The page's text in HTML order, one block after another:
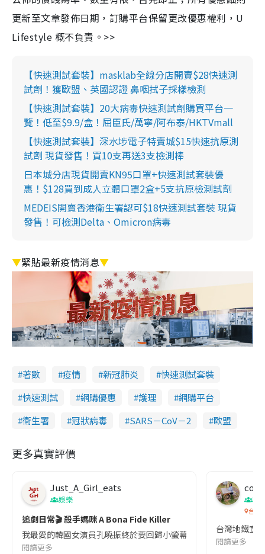
更新至文章發佈日期，訂購平台保留更改優惠權利，U
Lifestyle 概不負責。>>
【快速測試套裝】masklab全線分店開賣$28快速測
試劑！獲歐盟、英國認證 鼻咽拭子採樣檢測
【快速測試套裝】20大病毒快速測試劑購買平台一
覽！低至$9.9/盒！屈臣氏/萬寧/阿布泰/HKTVmall
【快速測試套裝】深水埗電子特賣城$15快速抗原測
試劑 現貨發售！買10支再送3支檢測棒
日本城分店現貨開賣KN95口罩+快速測試套裝優
惠！$128買到成人立體口罩2盒+5支抗原檢測試劑
MEDEIS開賣香港衛生署認可$18快速測試套裝 現貨
發售！可檢測Delta、Omicron病毒
▼緊貼最新疫情消息▼
著數 疫情 新冠肺炎
快速測試套裝
快速測試
網購優惠 護理
網購平台
衞生署
冠狀病毒 SARS－CoV－2 歐盟
更多真實評價
Just_A_Girl_eats
娛樂
追劇日常🎬 殺手媽咪 A Bona Fide Killer
我最愛的韓國女演員孔曉振終於要回歸小螢幕啦!這次的劇本改編
閱讀更多
co
吹
台灣
台灣地鐵宣
閱讀更多